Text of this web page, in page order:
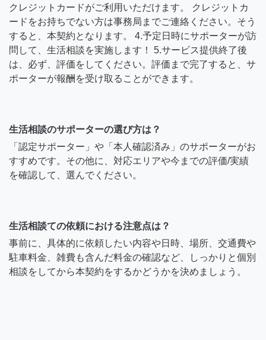
クレジットカードがご利用いただけます。 クレジットカ
ードをお持ちでない方は事務局までご連絡ください。そう
すると、本契約となります。 4.予定日時にサポーターが訪
問して、生活相談を実施します！ 5.サービス提供終了後
は、必ず、評価をしてください。評価まで完了すると、サ
ポーターが報酬を受け取ることができます。
生活相談のサポーターの選び方は？
「認定サポーター」や「本人確認済み」のサポーターがお
すすめです。その他に、対応エリアや今までの評価/実績
を確認して、選んでください。
生活相談ての依頼における注意点は？
事前に、具体的に依頼したい内容や日時、場所、交通費や
駐車料金、雑費も含んだ料金の確認など、しっかりと個別
相談をしてから本契約をするかどうかを決めましょう。